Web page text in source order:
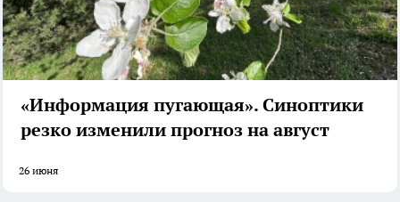
«Информация пугающая». Синоптики
резко изменили прогноз на август
26 июня